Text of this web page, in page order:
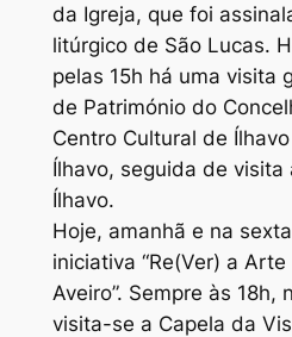
da Igreja, que foi
litúrgico de São Lucas.
pelas 15h há uma visita
de Património do
Centro Cultural de
Ílhavo, seguida de visita
Ílhavo.
Hoje, amanhã e na
iniciativa “Re(Ver) a
Aveiro”. Sempre às 18h,
visita-se a Capela da